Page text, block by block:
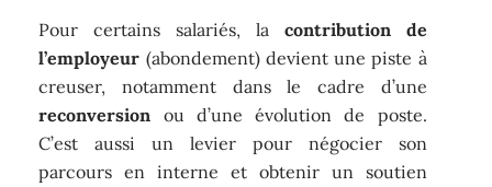
Pour certains salariés, la contribution de
l’employeur (abondement) devient une piste à
creuser, notamment dans le cadre d’une
reconversion ou d’une évolution de poste.
C’est aussi un levier pour négocier son
parcours en interne et obtenir un soutien